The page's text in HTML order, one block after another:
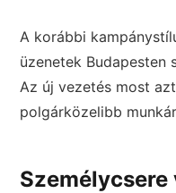
A korábbi
üzenetek Budapesten
Az új vezetés most
polgárközelibb